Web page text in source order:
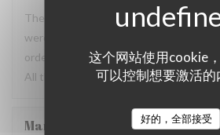
这个网站使用cookie
可以控制想要激活的
好的，全部接受
The service and food were fantastic!
were so helpful and sweet. The food
ordered the beef tartare, mushroom
All the items were superb.
Marc